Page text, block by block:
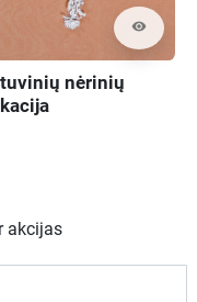
visibility
nėrinių
akcijas